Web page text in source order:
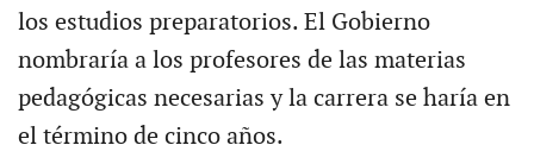
los estudios preparatorios. El Gobierno
nombraría a los profesores de las materias
pedagógicas necesarias y la carrera se haría en
el término de cinco años.